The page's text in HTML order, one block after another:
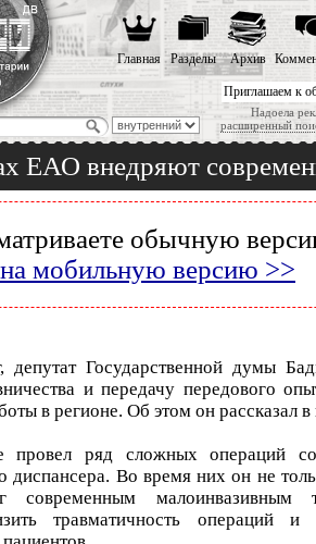
Приглашаем к
Надоела
расширенный
Главная Разделы Архив
ЕАО внедряют
обычную
мобильную версию >>
депутат Государственной думы
и передачу передового
в регионе. Об этом он рассказал
провел ряд сложных операций
диспансера. Во время них он не
современным малоинвазивным
травматичность операций и